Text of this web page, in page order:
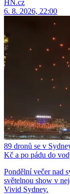
HN.cz
6. 8. 2026, 22:00
89 dronů se v
Kč a po pádu do
Pondělní večer nad
světelnou show v
Vivid Sydney.